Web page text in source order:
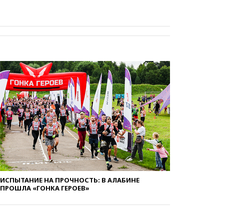
удмуртской «Ижавиа»
попросили уволиться
американец Гилман
находится при смерти
08:22
В Екатеринбурге
атакован склад Wildberries
07:52В Таиланде ученик
устроил стрельбу в школе:
есть жертвы
07:00Лесной пожар в 30
километрах от Ванкувера
привел к эвакуации жителей
выплатить $567 млн по делу о
здоровью детей
ИСПЫТАНИЕ НА ПРОЧНОСТЬ: В АЛАБИНЕ
ПРОШЛА «ГОНКА ГЕРОЕВ»